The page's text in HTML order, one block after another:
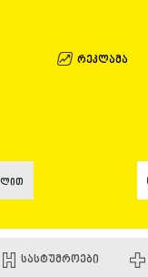
რეკლამა
ᲡᲐᲡᲢᲣᲛᲠᲝᲔᲑᲘ